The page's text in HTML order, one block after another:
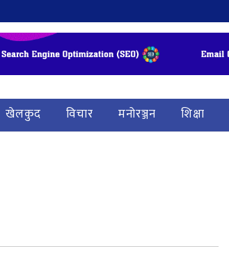
खेलकुद विचार मनोरञ्जन शिक्षा